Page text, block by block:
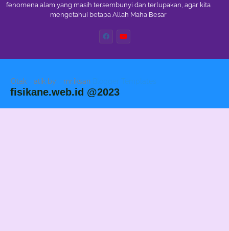
fenomena alam yang masih tersembunyi dan terlupakan, agar kita
mengetahui betapa Allah Maha Besar
Otak - atik by - mr.iksan Blogger Templates
fisikane.web.id @2023